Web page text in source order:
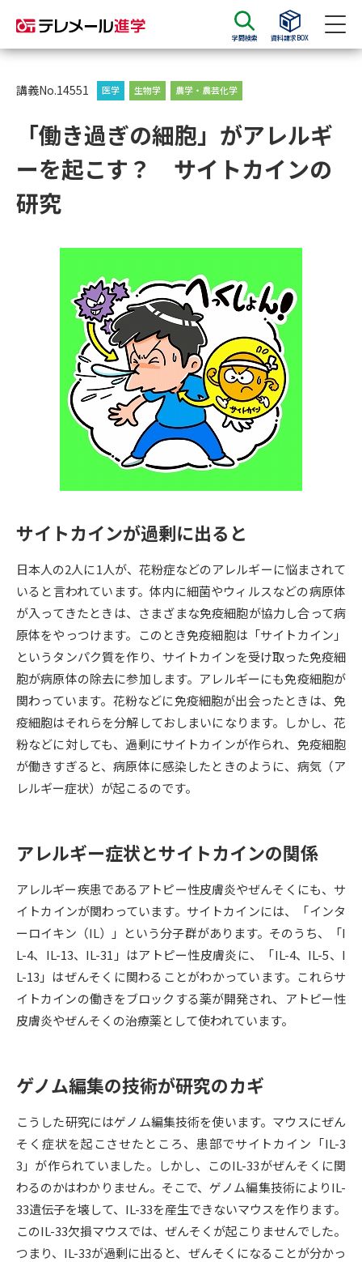
学問検索 資料請求BOX
資料請求 資料検索
大学・短大の資料種類から請求
大学パンフ
大学・短大以外の資料から請求
専門学校の資料請求 大学院の資料請求
留学・進学関連、塾・予備校
大学入学共通テスト「受験案
内」の請求
大学入学共通テスト「受験上の
高等学校卒業程度認定試験
高等学校（情報）教員資格認定
大学研究 大学検索
大学で学べる内容や特徴を調べる
新増設大学・学部・学科特集
国際・グローバルに強い大学特
集
データサイエンス特集 奨学金・特待生制度特集
新学年スタート号特集ページ
（高3生用）
新学年スタート号特集ページ
（高2生用）
SELFBRAND特集ページ
オープンキャンパスなどを調べる
オープンキャンパス検索 実施プログラムから探す
来場型・Web型イベント特集 夢ナビライブ
受験準備 資料検索
志望校・出願校を調べる
併願校選び 受験スケジュールを立てよう
先輩が入学を決めた理由 テレメール全国一斉進学調査
講義No.14551 医学 生物学 農学・農芸化学
「働き過ぎの細胞」がアレルギ
ーを起こす？ サイトカインの
研究
サイトカインが過剰に出ると
日本人の2人に1人が、花粉症などのアレルギーに悩まされて
いると言われています。体内に細菌やウィルスなどの病原体
が入ってきたときは、さまざまな免疫細胞が協力し合って病
原体をやっつけます。このとき免疫細胞は「サイトカイン」
というタンパク質を作り、サイトカインを受け取った免疫細
胞が病原体の除去に参加します。アレルギーにも免疫細胞が
関わっています。花粉などに免疫細胞が出会ったときは、免
疫細胞はそれらを分解しておしまいになります。しかし、花
粉などに対しても、過剰にサイトカインが作られ、免疫細胞
が働きすぎると、病原体に感染したときのように、病気（ア
レルギー症状）が起こるのです。
アレルギー症状とサイトカインの関係
アレルギー疾患であるアトピー性皮膚炎やぜんそくにも、サ
イトカインが関わっています。サイトカインには、「インタ
ーロイキン（IL）」という分子群があります。そのうち、「I
L-4、IL-13、IL-31」はアトピー性皮膚炎に、「IL-4、IL-5、I
L-13」はぜんそくに関わることがわかっています。これらサ
イトカインの働きをブロックする薬が開発され、アトピー性
皮膚炎やぜんそくの治療薬として使われています。
ゲノム編集の技術が研究のカギ
こうした研究にはゲノム編集技術を使います。マウスにぜん
そく症状を起こさせたところ、患部でサイトカイン「IL-3
3」が作られていました。しかし、このIL-33がぜんそくに関
わるのかはわかりません。そこで、ゲノム編集技術によりIL-
33遺伝子を壊して、IL-33を産生できないマウスを作ります。
このIL-33欠損マウスでは、ぜんそくが起こりませんでした。
つまり、IL-33が過剰に出ると、ぜんそくになることが分かっ